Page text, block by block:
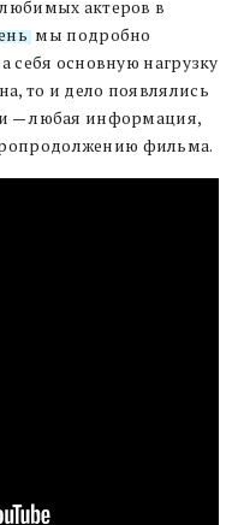
актеров в
, мы подробно
себя основную нагрузку
то и дело появлялись
— любая информация,
фильма.